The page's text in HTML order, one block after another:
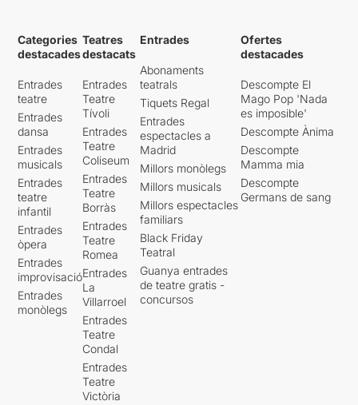
Categories
destacades
Entrades
teatre
Entrades
dansa
Entrades
musicals
Entrades
teatre
infantil
Entrades
òpera
Entrades
improvisació
Entrades
monòlegs
Teatres
destacats
Entrades
Teatre
Tívoli
Entrades
Teatre
Coliseum
Entrades
Teatre
Borràs
Entrades
Teatre
Romea
Entrades
La
Villarroel
Entrades
Teatre
Condal
Entrades
Teatre
Victòria
Entrades
Abonaments
teatrals
Tiquets Regal
Entrades
espectacles a
Madrid
Millors monòlegs
Millors musicals
Millors espectacles
familiars
Black Friday
Teatral
Guanya entrades
de teatre gratis -
concursos
Ofertes
destacades
Descompte El
Mago Pop 'Nada
es imposible'
Descompte Ànima
Descompte
Mamma mia
Descompte
Germans de sang